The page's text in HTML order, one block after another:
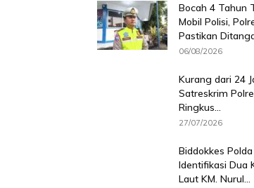
Bocah 4 Tahun
Mobil Polisi,
Pastikan
06/08/2026
Kurang dari 24
Satreskrim
Ringkus...
27/07/2026
Biddokkes
Identifikasi Dua
Laut KM. Nurul...